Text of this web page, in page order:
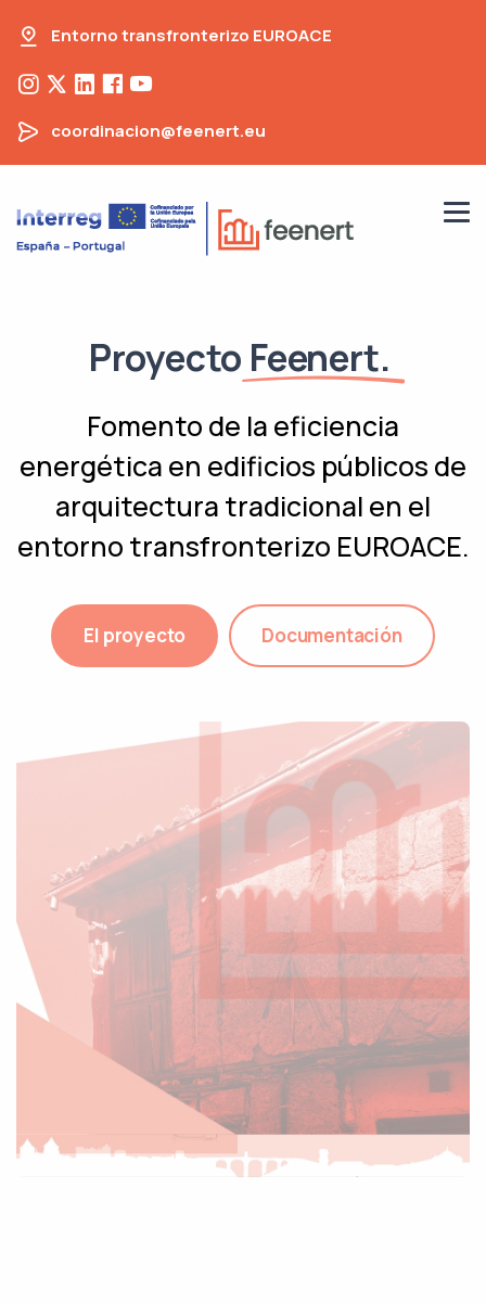
Entorno transfronterizo EUROACE
coordinacion@feenert.eu
Proyecto Feenert.
Fomento de la eficiencia
energética en edificios públicos de
arquitectura tradicional en el
entorno transfronterizo EUROACE.
El proyecto Documentación